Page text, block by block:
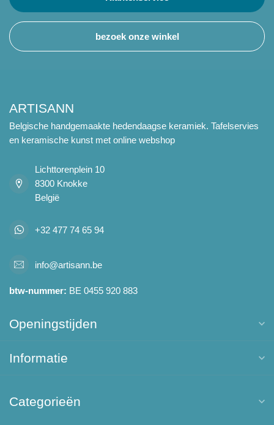
bezoek onze winkel
ARTISANN
Belgische handgemaakte hedendaagse keramiek. Tafelservies
en keramische kunst met online webshop
Lichttorenplein 10
8300 Knokke
België
+32 477 74 65 94
info@artisann.be
btw-nummer: BE 0455 920 883
Openingstijden
Informatie
Categorieën